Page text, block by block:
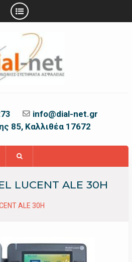
info@dial-net.gr
85, Καλλιθέα 17672
LUCENT ALE 30H
ALE 30H